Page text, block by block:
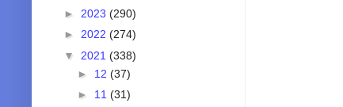
► 2023 (290)
► 2022 (274)
▼ 2021 (338)
► 12 (37)
► 11 (31)